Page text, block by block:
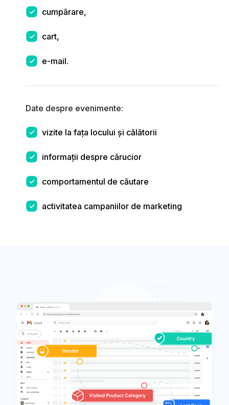
cumpărare,
cart,
e-mail.
Date despre evenimente:
vizite la fața locului și călătorii
informații despre cărucior
comportamentul de căutare
activitatea campaniilor de marketing